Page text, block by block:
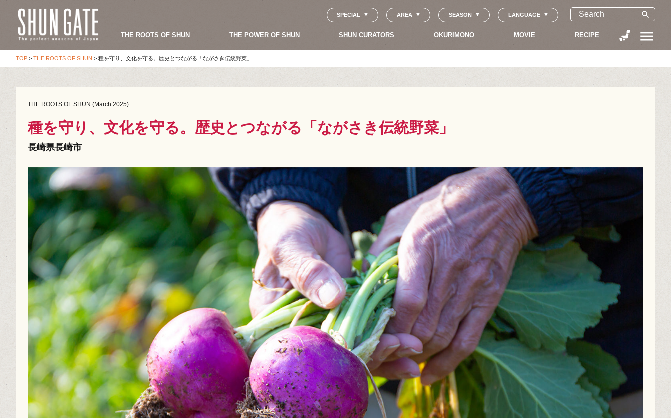
SPECIAL AREA SEASON LANGUAGE search
THE ROOTS OF SHUN THE POWER OF SHUN SHUN CURATORS OKURIMONO MOVIE RECIPE menu
TOP > THE ROOTS OF SHUN > 種を守り、文化を守る。歴史とつながる「ながさき伝統野菜」
THE ROOTS OF SHUN (March 2025)
種を守り、文化を守る。歴史とつながる「ながさき伝統野菜」
長崎県長崎市